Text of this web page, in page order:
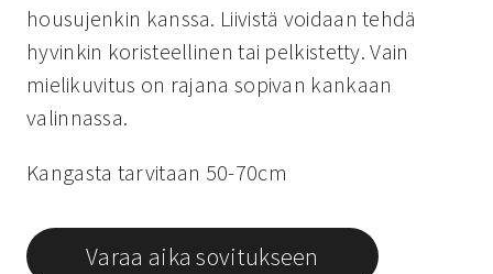
housujenkin kanssa. Liivistä voidaan tehdä
hyvinkin koristeellinen tai pelkistetty. Vain
mielikuvitus on rajana sopivan kankaan
valinnassa.
Kangasta tarvitaan 50-70cm
Varaa aika sovitukseen